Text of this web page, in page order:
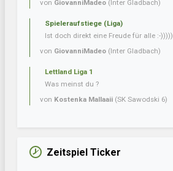
von GiovanniMadeo (Inter Gladbach)
Spieleraufstiege (Liga)
Ist doch direkt eine Freude für alle :-)))))
von GiovanniMadeo (Inter Gladbach)
Lettland Liga 1
Was meinst du ?
von Kostenka Mallaaii (SK Sawodski 6)
Zeitspiel Ticker